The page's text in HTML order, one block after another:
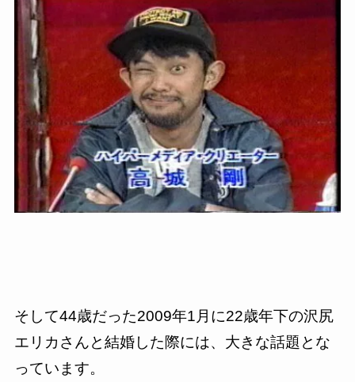
そして44歳だった2009年1月に22歳年下の沢尻
エリカさんと結婚した際には、大きな話題とな
っています。